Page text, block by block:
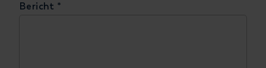
Bericht *